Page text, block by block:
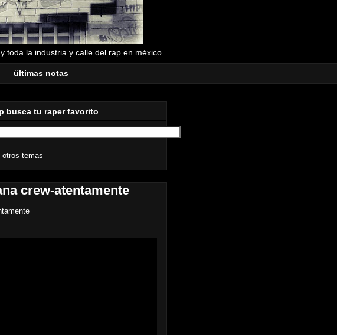
toda la industria y calle del rap en méxico
ültimas notas
busca tu raper favorito
temas
crew-atentamente